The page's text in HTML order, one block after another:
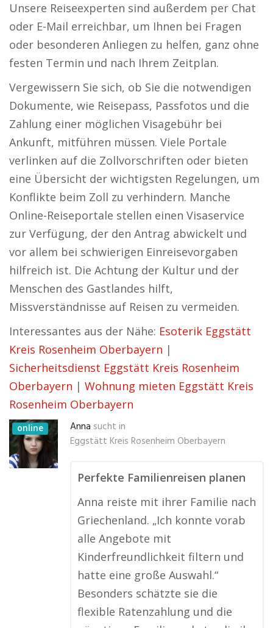
Unsere Reiseexperten sind außerdem per Chat
oder E-Mail erreichbar, um Ihnen bei Fragen
oder besonderen Anliegen zu helfen, ganz ohne
festen Termin und nach Ihrem Zeitplan.
Vergewissern Sie sich, ob Sie die notwendigen
Dokumente, wie Reisepass, Passfotos und die
Zahlung einer möglichen Visagebühr bei
Ankunft, mitführen müssen. Viele Portale
verlinken auf die Zollvorschriften oder bieten
eine Übersicht der wichtigsten Regelungen, um
Konflikte beim Zoll zu verhindern. Manche
Online-Reiseportale stellen einen Visaservice
zur Verfügung, der den Antrag abwickelt und
vor allem bei schwierigen Einreisevorgaben
hilfreich ist. Die Achtung der Kultur und der
Menschen des Gastlandes hilft,
Missverständnisse auf Reisen zu vermeiden.
Interessantes aus der Nähe: Esoterik Eggstätt
Kreis Rosenheim Oberbayern |
Sicherheitsdienst Eggstätt Kreis Rosenheim
Oberbayern | Wohnung mieten Eggstätt Kreis
Rosenheim Oberbayern
online Anna sucht in
Eggstätt Kreis Rosenheim Oberbayern
Perfekte Familienreisen planen
Anna reiste mit ihrer Familie nach
Griechenland. „Ich konnte vorab
alle Angebote mit
Kinderfreundlichkeit filtern und
hatte eine große Auswahl.“
Besonders schätzte sie die
flexible Ratenzahlung und die